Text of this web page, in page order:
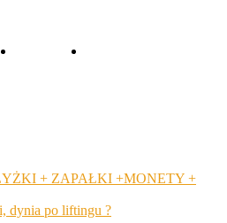
+ ZAPAŁKI +MONETY +
dynia po liftingu ?